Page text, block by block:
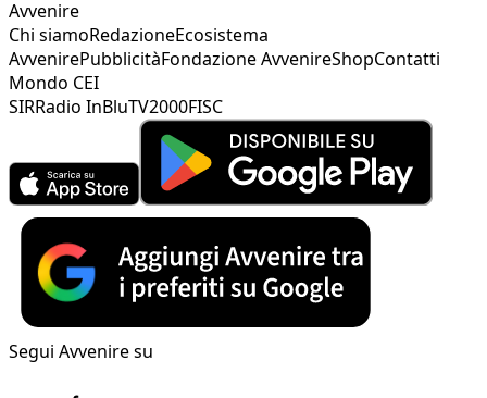
Avvenire
Chi siamoRedazioneEcosistema
AvvenirePubblicitàFondazione AvvenireShopContatti
Mondo CEI
SIRRadio InBluTV2000FISC
Segui Avvenire su